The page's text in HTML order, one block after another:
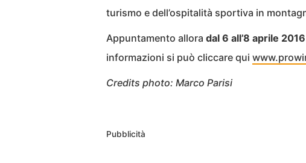
turismo e dell’ospitalità sportiva in
Appuntamento allora dal 6 all’8 aprile
informazioni si può cliccare qui
Credits photo: Marco Parisi
Pubblicità